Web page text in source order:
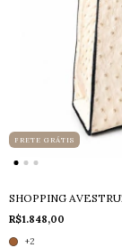
FRETE GRÁTIS
SHOPPING
R$1.848,00
+2